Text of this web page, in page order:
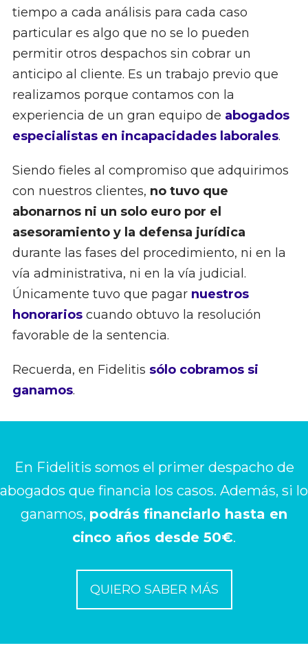
tiempo a cada análisis para cada caso
particular es algo que no se lo pueden
permitir otros despachos sin cobrar un
anticipo al cliente. Es un trabajo previo que
realizamos porque contamos con la
experiencia de un gran equipo de abogados
especialistas en incapacidades laborales.
Siendo fieles al compromiso que adquirimos
con nuestros clientes, no tuvo que
abonarnos ni un solo euro por el
asesoramiento y la defensa jurídica
durante las fases del procedimiento, ni en la
vía administrativa, ni en la vía judicial.
Únicamente tuvo que pagar nuestros
honorarioscuando obtuvo la resolución
favorable de la sentencia.
Recuerda, en Fidelitis sólo cobramos si
ganamos.
En Fidelitis somos el primer despacho de
abogados que financia los casos. Además, si lo
ganamos, podrás financiarlo hasta en
cinco años desde 50€.
QUIERO SABER MÁS